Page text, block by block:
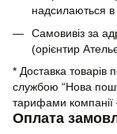
надсилаються
Самовивіз за
(орієнтир
* Доставка товарів
службою “Нова
тарифами компанії
Оплата